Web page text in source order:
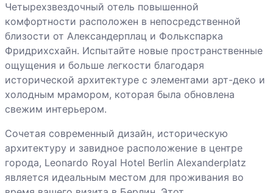
Четырехзвездочный отель повышенной
комфортности расположен в непосредственной
близости от Александерплац и Фолькспарка
Фридрихсхайн. Испытайте новые пространственные
ощущения и больше легкости благодаря
исторической архитектуре с элементами арт-деко и
холодным мрамором, которая была обновлена
свежим интерьером.
Сочетая современный дизайн, историческую
архитектуру и завидное расположение в центре
города, Leonardo Royal Hotel Berlin Alexanderplatz
является идеальным местом для проживания во